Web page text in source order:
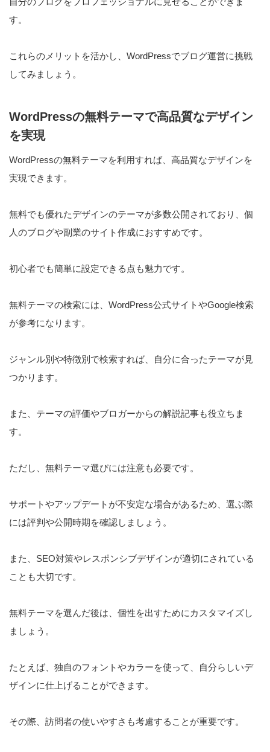
す。
これらのメリットを活かし、WordPressでブログ運営に挑戦
してみましょう。
WordPressの無料テーマで高品質なデザイン
を実現
WordPressの無料テーマを利用すれば、高品質なデザインを
実現できます。
無料でも優れたデザインのテーマが多数公開されており、個
人のブログや副業のサイト作成におすすめです。
初心者でも簡単に設定できる点も魅力です。
無料テーマの検索には、WordPress公式サイトやGoogle検索
が参考になります。
ジャンル別や特徴別で検索すれば、自分に合ったテーマが見
つかります。
また、テーマの評価やブロガーからの解説記事も役立ちま
す。
ただし、無料テーマ選びには注意も必要です。
サポートやアップデートが不安定な場合があるため、選ぶ際
には評判や公開時期を確認しましょう。
また、SEO対策やレスポンシブデザインが適切にされている
ことも大切です。
無料テーマを選んだ後は、個性を出すためにカスタマイズし
ましょう。
たとえば、独自のフォントやカラーを使って、自分らしいデ
ザインに仕上げることができます。
その際、訪問者の使いやすさも考慮することが重要です。